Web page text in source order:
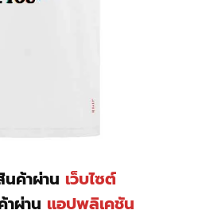
ค้าผ่าน เว็บไซต์
ผ่าน แอปพลิเคชัน